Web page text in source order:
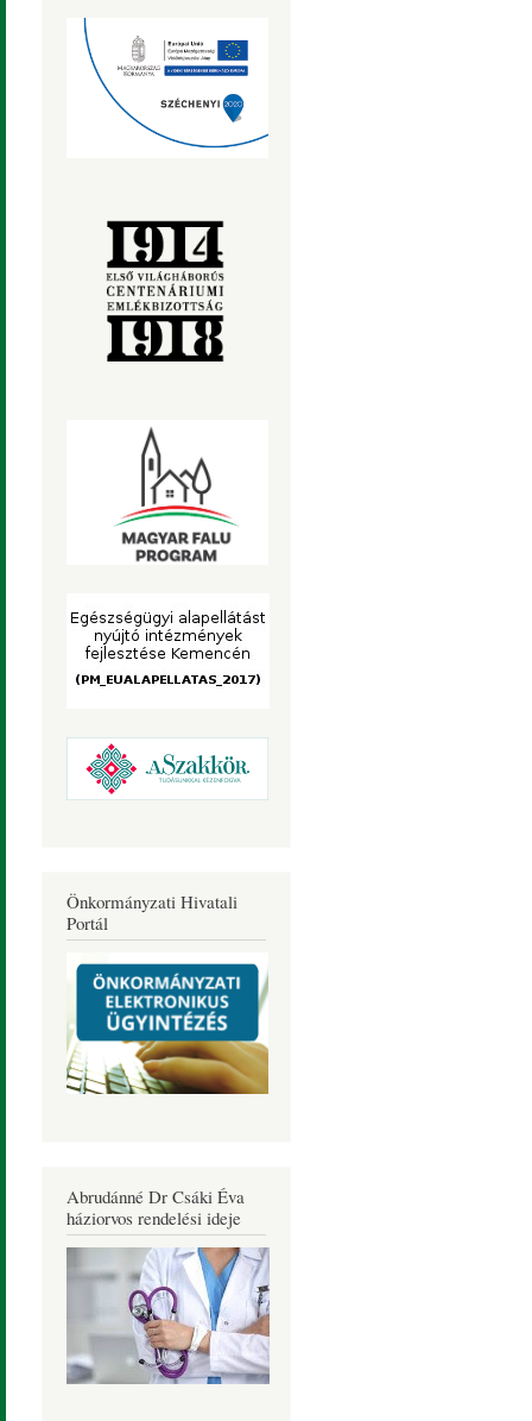
Önkormányzati Hivatali
Portál
Abrudánné Dr Csáki Éva
háziorvos rendelési ideje